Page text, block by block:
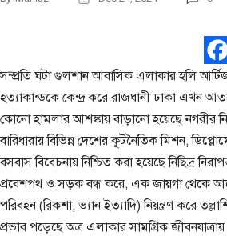
সম্প্রতি ঘটা গুলশান আবাসিক এলাকার হলি
হত্যাকান্ডকে কেন্দ্র করে রাজধানী ঢাকা এখন
কোনো হামলার আশঙ্কায় বাড়ানো হয়েছে নগরীর
বারিধারায় বিভিন্ন দেশের কূটনৈতিক মিশন,
বসবাস বিবেচনায় নিশ্চিত করা হয়েছে নিছিদ্র
প্রবেশপথ ও সড়ক বন্ধ করে, এক জায়গা থেকে
পরিবহন (রিকশা, ভ্যান ইত্যাদি) নিয়ন্ত্রণ করে
প্রভাব পড়েছে অত্র এলাকার সামগ্রিক